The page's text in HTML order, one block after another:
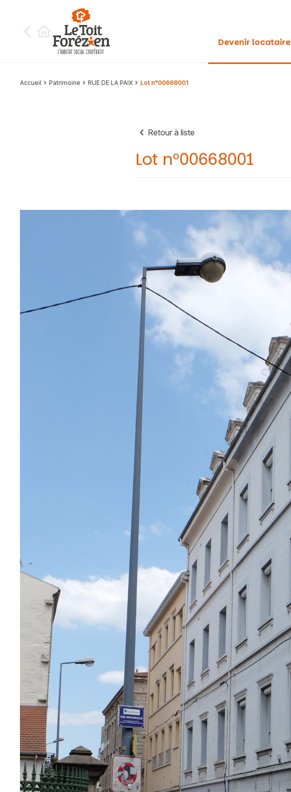
Devenir locataire
Accueil Patrimoine RUE DE LA PAIX Lot n°00668001
Retour à liste
Lot n°00668001